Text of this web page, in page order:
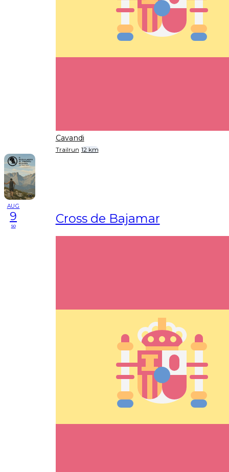
Cavandi
Trailrun 12 km
AUG
9
so Cross de Bajamar